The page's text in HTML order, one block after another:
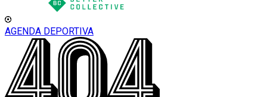
AGENDA DEPORTIVA